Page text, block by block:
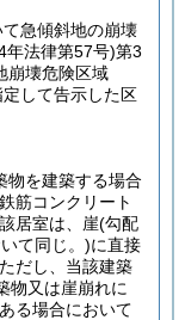
急傾斜地の崩壊
年法律第57号)第3
崩壊危険区域
して告示した区
物を建築する場合
筋コンクリート
居室は、崖(勾配
て同じ。)に直接
ただし、当該建築
物又は崖崩れに
る場合において